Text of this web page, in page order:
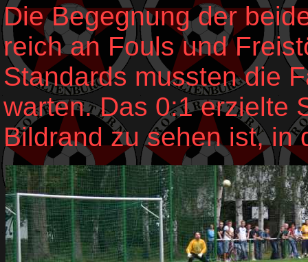
Die Begegnung der
reich an Fouls und
Standards mussten die
warten. Das 0:1 erzielte
Bildrand zu sehen ist, in